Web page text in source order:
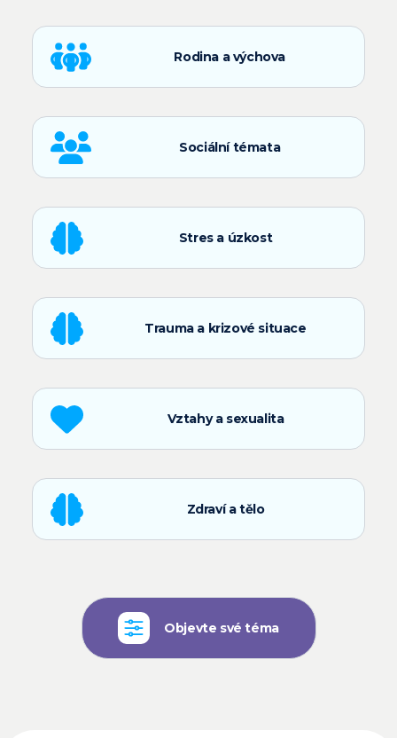
Rodina a výchova
Sociální témata
Stres a úzkost
Trauma a krizové situace
Vztahy a sexualita
Zdraví a tělo
Objevte své téma